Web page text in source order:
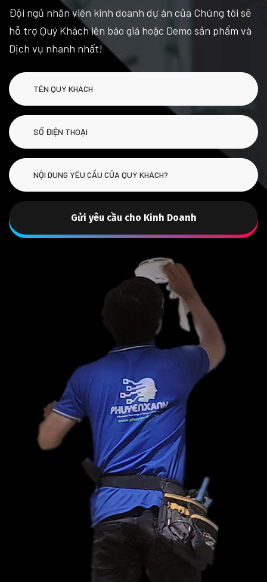
Đội ngủ nhân viên kinh doanh dự án của Chúng tôi sẽ
hỗ trợ Quý Khách lên báo giá hoặc Demo sản phẩm và
Dịch vụ nhanh nhất!
Gửi yêu cầu cho Kinh Doanh